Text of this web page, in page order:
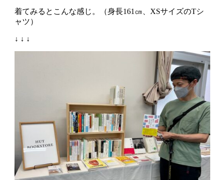
着てみるとこんな感じ。（身長161㎝、XSサイズのTシ
ャツ）
↓ ↓ ↓